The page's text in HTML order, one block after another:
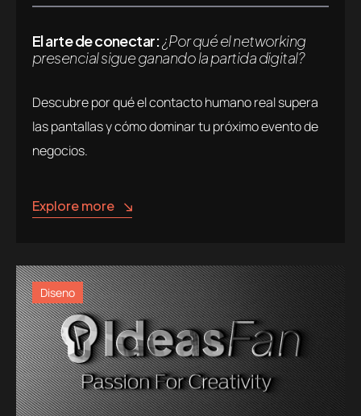
El arte de conectar:¿Por qué el networking
presencial sigue ganando la partida digital?
Descubre por qué el contacto humano real supera
las pantallas y cómo dominar tu próximo evento de
negocios.
Explore more
Diseno